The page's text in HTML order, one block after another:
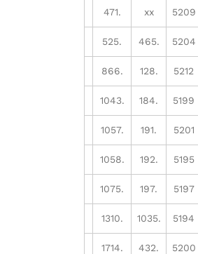
471. xx 5209
525. 465. 5204
866. 128. 5212
1043. 184. 5199
1057. 191. 5201
1058. 192. 5195
1075. 197. 5197
1310. 1035. 5194
1714. 432. 5200